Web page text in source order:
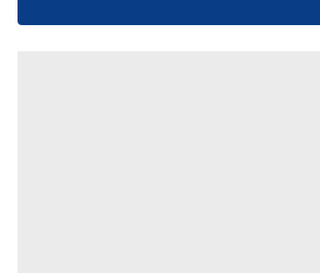
oldu